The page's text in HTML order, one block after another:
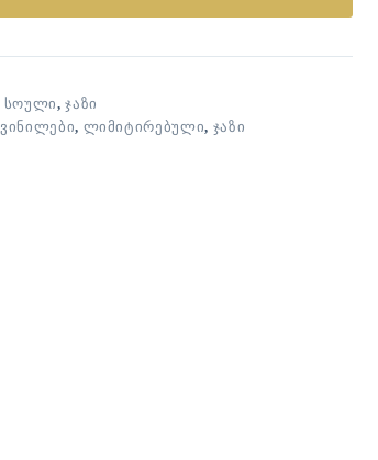
ᲡᲝᲣᲚᲘ,ᲯᲐᲖᲘ
ᲕᲘᲜᲘᲚᲔᲑᲘ, ᲚᲘᲛᲘᲢᲘᲠᲔᲑᲣᲚᲘ, ᲯᲐᲖᲘ